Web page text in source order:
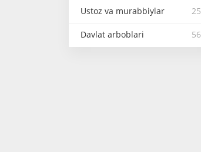
Ustoz va murabbiylar 25
Davlat arboblari 56